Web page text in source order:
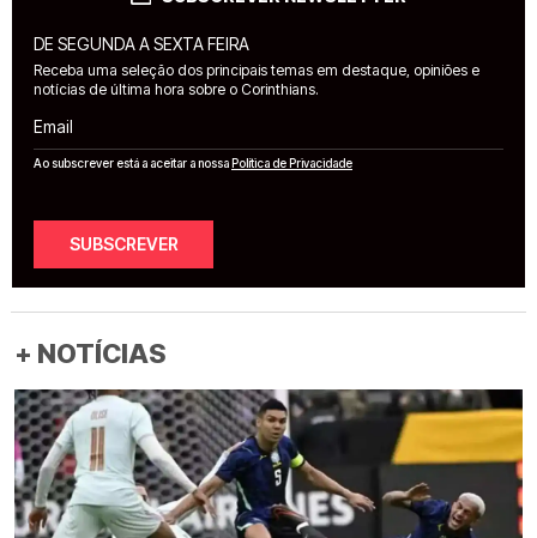
DE SEGUNDA A SEXTA FEIRA
Receba uma seleção dos principais temas em destaque, opiniões e
notícias de última hora sobre o Corinthians.
Email
Ao subscrever está a aceitar a nossaPolítica de Privacidade
SUBSCREVER
+ NOTÍCIAS